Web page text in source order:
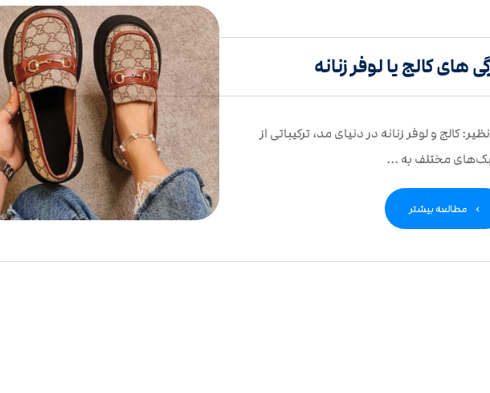
های کالج یا لوفر زنانه
کالج و لوفر زنانه در دنیای مد، ترکیباتی از
مختلف به ...
مطالعه بیشتر